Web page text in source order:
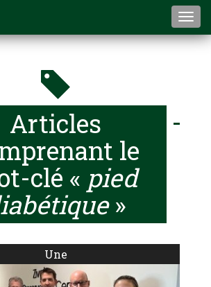
Articles
le
clé « pied
»
Une